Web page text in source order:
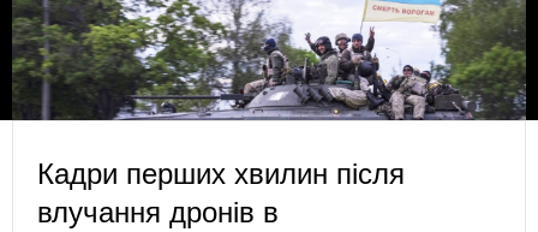
Кадри перших хвилин після
влучання дронів в